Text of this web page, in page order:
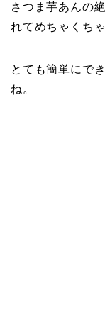
さつま芋あんの
れてめちゃくち
とても簡単にで
ね。